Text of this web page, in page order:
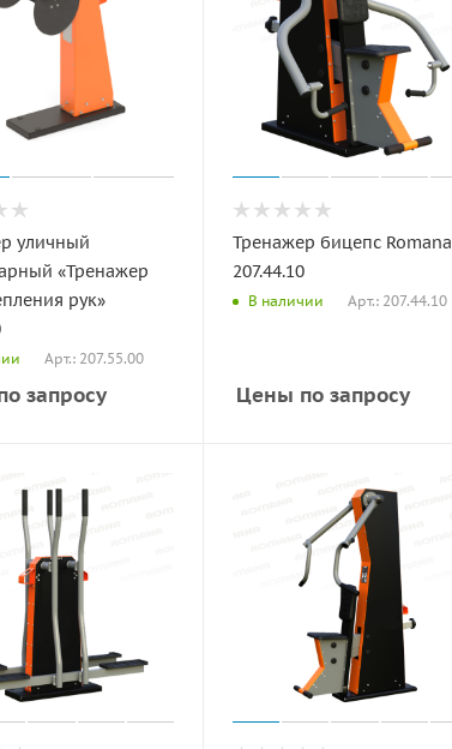
уличный
«Тренажер
рук»
Арт.: 207.55.00
запросу
Тренажер бицепс Romana
207.44.10
В наличии Арт.: 207.44.10
Цены по запросу